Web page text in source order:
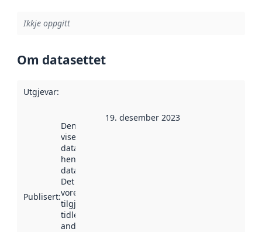
Ikkje oppgitt
Om datasettet
Utgjevar:
Publisert:
Denne datoen
viser når
datasettet vart
henta inn av
data.norge.no.
Det kan ha
vore
tilgjengeleg
tidlegare
andre stader.
19. desember 2023